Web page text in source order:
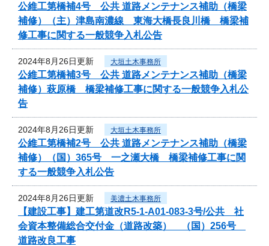
公維工第橋補4号 公共 道路メンテナンス補助（橋梁
補修）（主）津島南濃線 東海大橋長良川橋 橋梁補
修工事に関する一般競争入札公告
2024年8月26日更新 大垣土木事務所
公維工第橋補3号 公共 道路メンテナンス補助（橋梁
補修）萩原橋 橋梁補修工事に関する一般競争入札公
告
2024年8月26日更新 大垣土木事務所
公維工第橋補2号 公共 道路メンテナンス補助（橋梁
補修）（国）365号 一之瀬大橋 橋梁補修工事に関
する一般競争入札公告
2024年8月26日更新 美濃土木事務所
【建設工事】建工第道改R5-1-A01-083-3号/公共 社
会資本整備総合交付金（道路改築） （国）256号
道路改良工事